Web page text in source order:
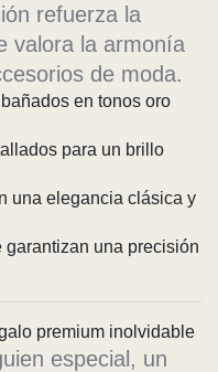
refuerza la
valora la armonía
de moda.
en tonos oro
para un brillo
una elegancia clásica y
garantizan una precisión
premium inolvidable
especial, un